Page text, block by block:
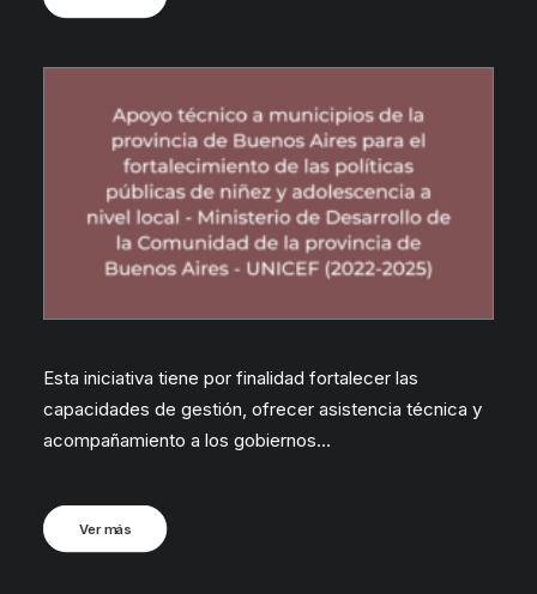
Esta iniciativa tiene por finalidad fortalecer las
capacidades de gestión, ofrecer asistencia técnica y
acompañamiento a los gobiernos…
Ver más